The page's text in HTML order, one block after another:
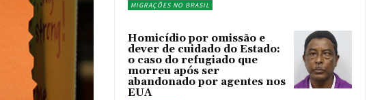
MIGRAÇÕES NO BRASIL
Homicídio por omissão e
dever de cuidado do Estado:
o caso do refugiado que
morreu após ser
abandonado por agentes nos
EUA